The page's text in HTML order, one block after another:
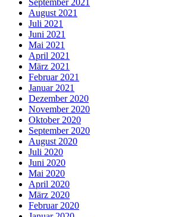
August 2021
Juli 2021
Juni 2021
Mai 2021
April 2021
März 2021
Februar 2021
Januar 2021
Dezember 2020
November 2020
Oktober 2020
September 2020
August 2020
Juli 2020
Juni 2020
Mai 2020
April 2020
März 2020
Februar 2020